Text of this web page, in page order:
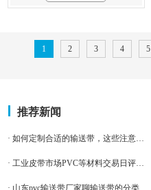
1 2 3 4 5
推荐新闻
· 如何定制合适的输送带，这些注意点值得重视
· 工业皮带市场PVC等材料交易日评（5.28）
· 山东pvc输送带厂家聊输送带的分类